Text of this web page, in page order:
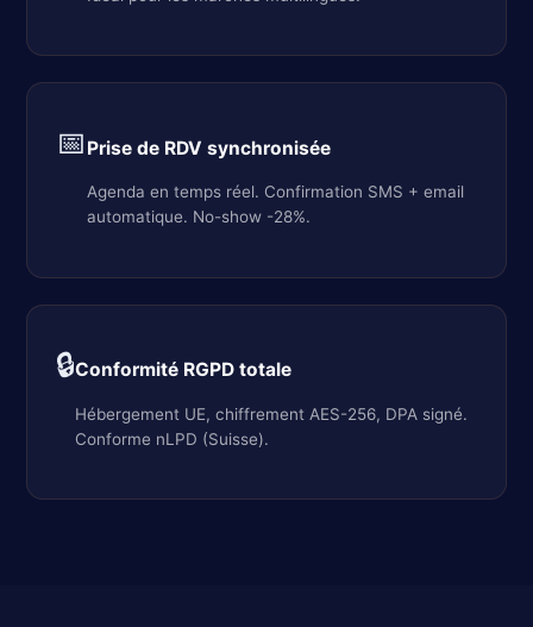
📅 Prise de RDV synchronisée
Agenda en temps réel. Confirmation SMS + email
automatique. No-show -28%.
🔒Conformité RGPD totale
Hébergement UE, chiffrement AES-256, DPA signé.
Conforme nLPD (Suisse).